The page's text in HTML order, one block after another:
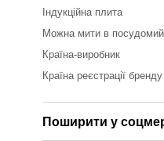
Індукційна плита
Можна мити в
Країна-виробник
Країна реєстрації бренду
Поширити у